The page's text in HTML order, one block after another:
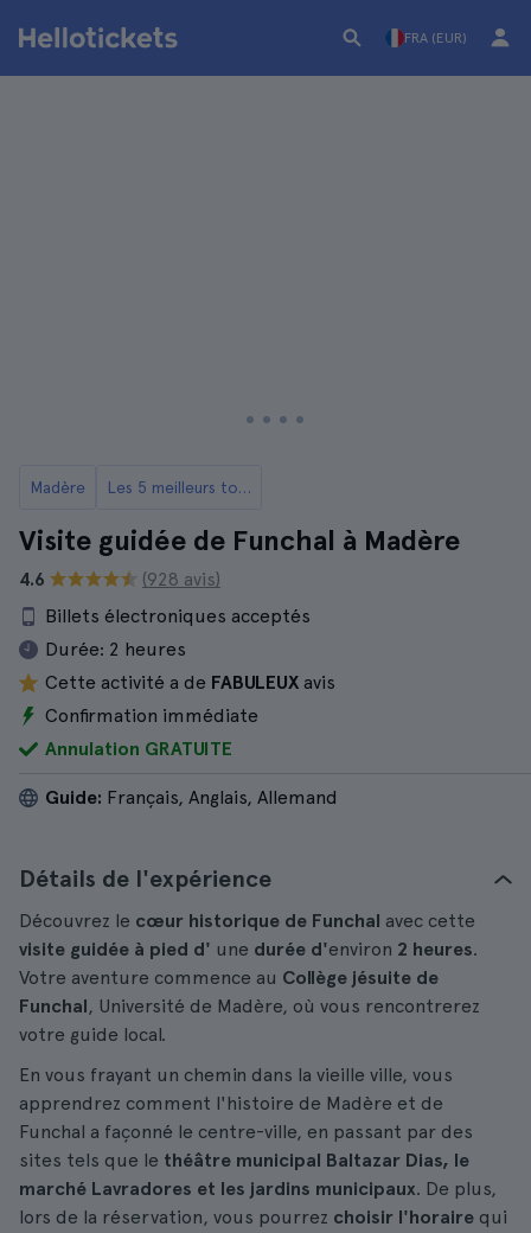
FRA (EUR)
Madère Les 5 meilleurs tours à Funchal à Madère.
Visite guidée de Funchal à Madère
4.6
(928 avis)
Billets électroniques acceptés
Durée: 2 heures
Cette activité a de FABULEUX avis
Confirmation immédiate
Annulation GRATUITE
Guide: Français, Anglais, Allemand
Détails de l'expérience
Découvrez le cœur historique de Funchal avec cette
visite guidée à pied d' une durée d'environ 2 heures.
Votre aventure commence au Collège jésuite de
Funchal, Université de Madère, où vous rencontrerez
votre guide local.
En vous frayant un chemin dans la vieille ville, vous
apprendrez comment l'histoire de Madère et de
Funchal a façonné le centre-ville, en passant par des
sites tels que le théâtre municipal Baltazar Dias, le
marché Lavradores et les jardins municipaux. De plus,
lors de la réservation, vous pourrez choisir l'horaire qui